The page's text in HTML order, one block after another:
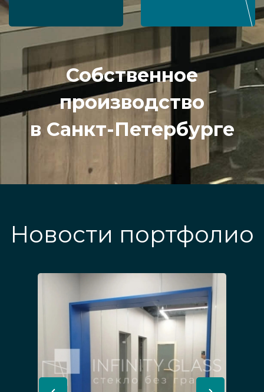
Собственное
производство
в Санкт-Петербурге
Новости портфолио